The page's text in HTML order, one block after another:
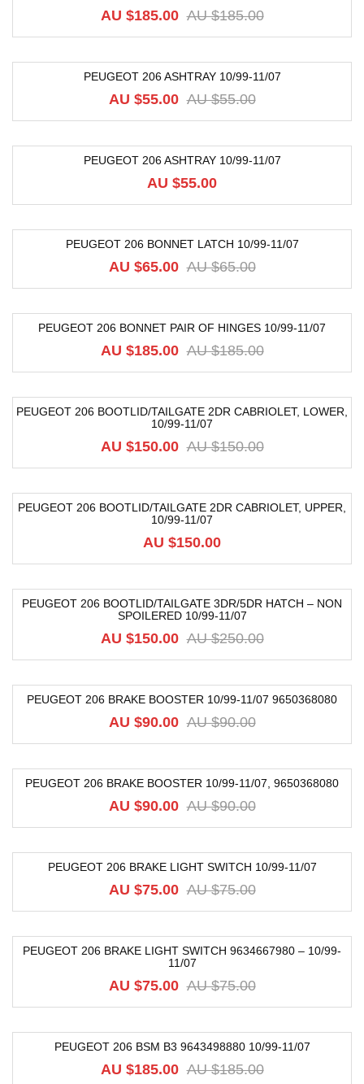
AU $185.00
AU $185.00
PEUGEOT 206 ASHTRAY 10/99-11/07
AU $55.00
AU $55.00
PEUGEOT 206 ASHTRAY 10/99-11/07
AU $55.00
PEUGEOT 206 BONNET LATCH 10/99-11/07
AU $65.00
AU $65.00
PEUGEOT 206 BONNET PAIR OF HINGES 10/99-11/07
AU $185.00
AU $185.00
PEUGEOT 206 BOOTLID/TAILGATE 2DR CABRIOLET, LOWER,
10/99-11/07
AU $150.00
AU $150.00
PEUGEOT 206 BOOTLID/TAILGATE 2DR CABRIOLET, UPPER,
10/99-11/07
AU $150.00
PEUGEOT 206 BOOTLID/TAILGATE 3DR/5DR HATCH – NON
SPOILERED 10/99-11/07
AU $250.00
AU $150.00
PEUGEOT 206 BRAKE BOOSTER 10/99-11/07 9650368080
AU $90.00
AU $90.00
PEUGEOT 206 BRAKE BOOSTER 10/99-11/07, 9650368080
AU $90.00
AU $90.00
PEUGEOT 206 BRAKE LIGHT SWITCH 10/99-11/07
AU $75.00
AU $75.00
PEUGEOT 206 BRAKE LIGHT SWITCH 9634667980 – 10/99-
11/07
AU $75.00
AU $75.00
PEUGEOT 206 BSM B3 9643498880 10/99-11/07
AU $185.00
AU $185.00